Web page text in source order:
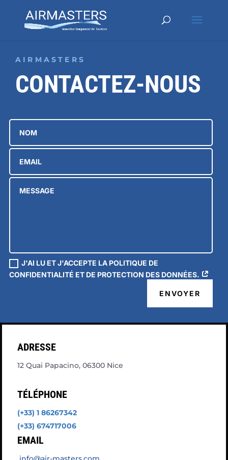
AIRMASTERS
CONTACTEZ-NOUS
J'AI LU ET J'ACCEPTE LA POLITIQUE DE
CONFIDENTIALITÉ ET DE PROTECTION DES DONNÉES.
ENVOYER
ADRESSE
12 Quai Papacino, 06300 Nice
TÉLÉPHONE
(+33) 1 86267342
(+33) 674717006
EMAIL